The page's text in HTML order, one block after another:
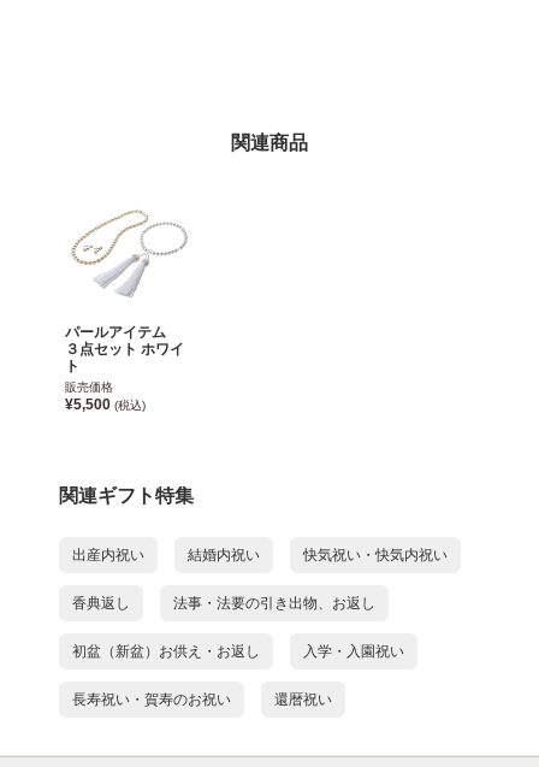
関連商品
パールアイテム
３点セット ホワイ
ト
販売価格
¥5,500 (税込)
関連ギフト特集
出産内祝い 結婚内祝い 快気祝い・快気内祝い
香典返し 法事・法要の引き出物、お返し
初盆（新盆）お供え・お返し 入学・入園祝い
長寿祝い・賀寿のお祝い 還暦祝い